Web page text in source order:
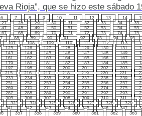
Rioja”, que se hizo este sábado
6 7 8 9 10 11 12 13 14
27 28 29 30 31 32 33 34
35
47 48 49 50 51 52 53 54
55
67 68 69 70 71 72 73 74
75
88 89 90 91 92 93 94
95
107 108 109 110 111 112 113
125 126 127 128 129 130 131
143 144 145 146 147 148 149
161 162 163 164 165 166 167
179 180 181 182 183 184 185
197 198 199 200 201 202 203
215 216 217 218 219 220 221
233 234 235 236 237 238 239
251 252 253 254 255 256 257
269 270 271 272 273 274 275
287 288 289 290 291 292 293
305 306 307 308 309 310 311
323 324 325 326 327 328
329
341 342 343 344 345 346 347
357 358 359 360 361 362 363